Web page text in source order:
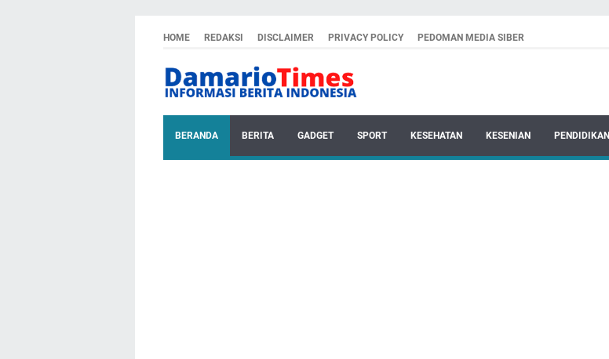
HOME REDAKSI DISCLAIMER PRIVACY POLICY PEDOMAN MEDIA SIBER
BERANDA BERITA GADGET SPORT KESEHATAN KESENIAN PENDIDIKAN